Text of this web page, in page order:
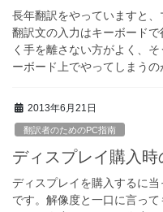
長年翻訳をやっていますと、
翻訳文の入力はキーボード
く手を離さない方がよく、
ーボード上でやってしまう
2013年6月21日
翻訳者のためのPC指南
ディスプレイ購入
ディスプレイを購入するに
です。解像度と一口に言っ